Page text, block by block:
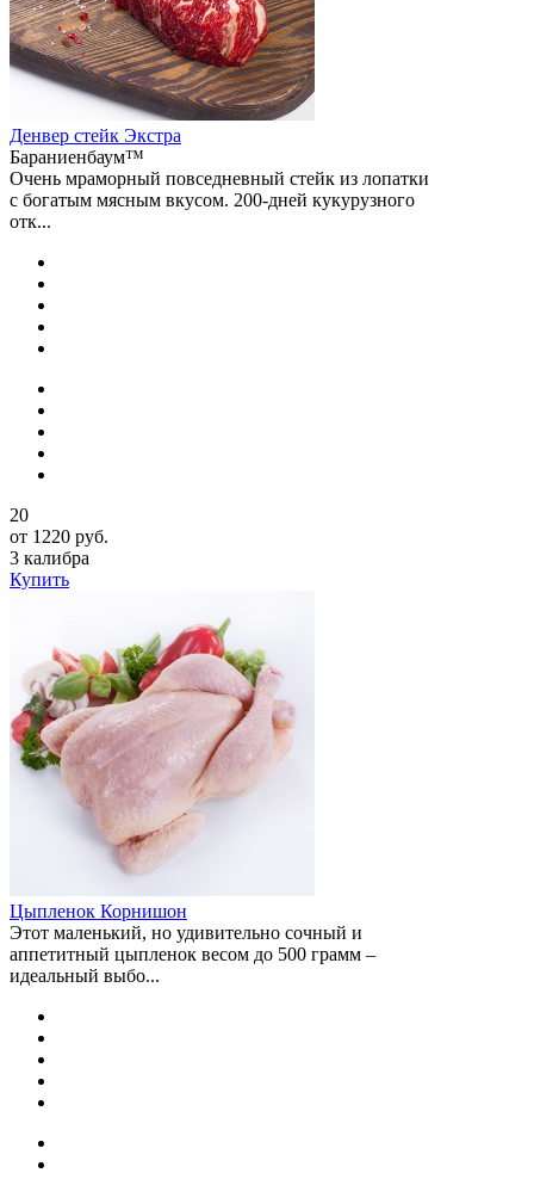
Денвер стейк Экстра
Бараниенбаум™
Очень мраморный повседневный стейк из лопатки
с богатым мясным вкусом. 200-дней кукурузного
отк...
20
от 1220 руб.
3 калибра
Купить
Цыпленок Корнишон
Этот маленький, но удивительно сочный и
аппетитный цыпленок весом до 500 грамм –
идеальный выбо...